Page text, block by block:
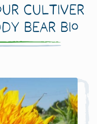
cultiver
Bear Bio